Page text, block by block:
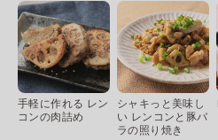
手軽に作れる レン
コンの肉詰め
シャキっと美味し
い レンコンと豚バ
ラの照り焼き